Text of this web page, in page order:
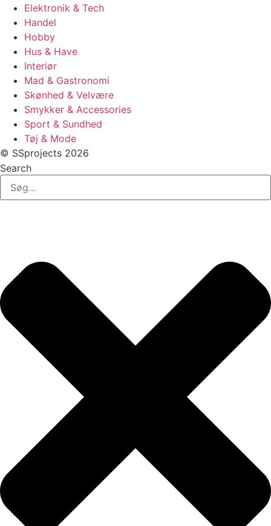
Elektronik & Tech
Handel
Hobby
Hus & Have
Interiør
Mad & Gastronomi
Skønhed & Velvære
Smykker & Accessories
Sport & Sundhed
Tøj & Mode
© SSprojects 2026
Search